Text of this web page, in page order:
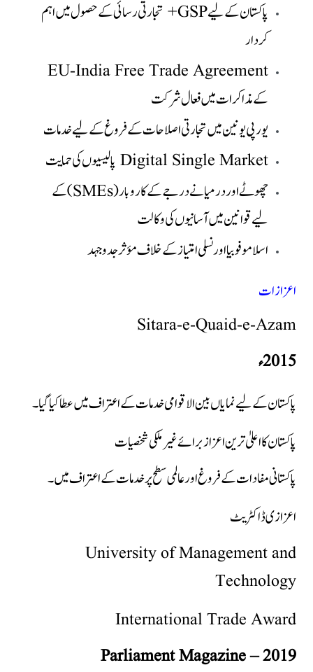
پاکستان کے لیے GSP+ تجارتی رسائی کے حصول میں اہم
کردار
EU-India Free Trade Agreement
کے مذاکرات میں فعال شرکت
یورپی یونین میں تجارتی اصلاحات کے فروغ کے لیے خدمات
Digital Single Market پالیسیوں کی حمایت
چھوٹے اور درمیانے درجے کے کاروبار (SMEs) کے
لیے قوانین میں آسانیوں کی وکالت
اسلاموفوبیا اور نسلی امتیاز کے خلاف مؤثر جدوجہد
اعزازات
Sitara-e-Quaid-e-Azam
2015ء
پاکستان کے لیے نمایاں بین الاقوامی خدمات کے اعتراف میں عطا کیا گیا۔
پاکستان کا اعلیٰ ترین اعزاز برائے غیر ملکی شخصیات
پاکستانی مفادات کے فروغ اور عالمی سطح پر خدمات کے اعتراف میں۔
اعزازی ڈاکٹریٹ
University of Management and
Technology
International Trade Award
Parliament Magazine – 2019